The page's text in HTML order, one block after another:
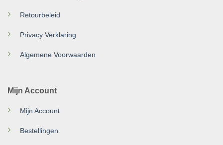
Retourbeleid
Privacy Verklaring
Algemene Voorwaarden
Mijn Account
Mijn Account
Bestellingen